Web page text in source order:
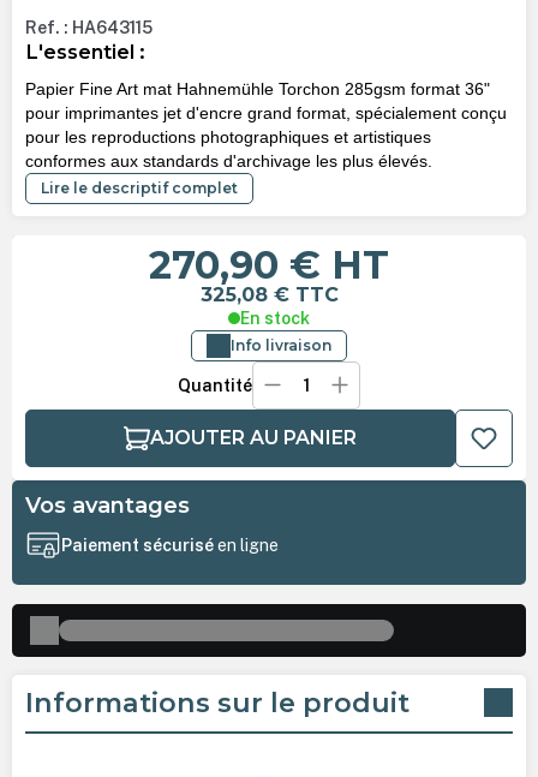
Ref. : HA643115
L'essentiel :
Papier Fine Art mat Hahnemühle Torchon 285gsm format 36"
pour imprimantes jet d'encre grand format, spécialement conçu
pour les reproductions photographiques et artistiques
conformes aux standards d'archivage les plus élevés.
Lire le descriptif complet
270,90 € HT
325,08 € TTC
En stock
Info livraison
Quantité
AJOUTER AU PANIER
Vos avantages
Paiement sécuriséen ligne
Informations sur le produit